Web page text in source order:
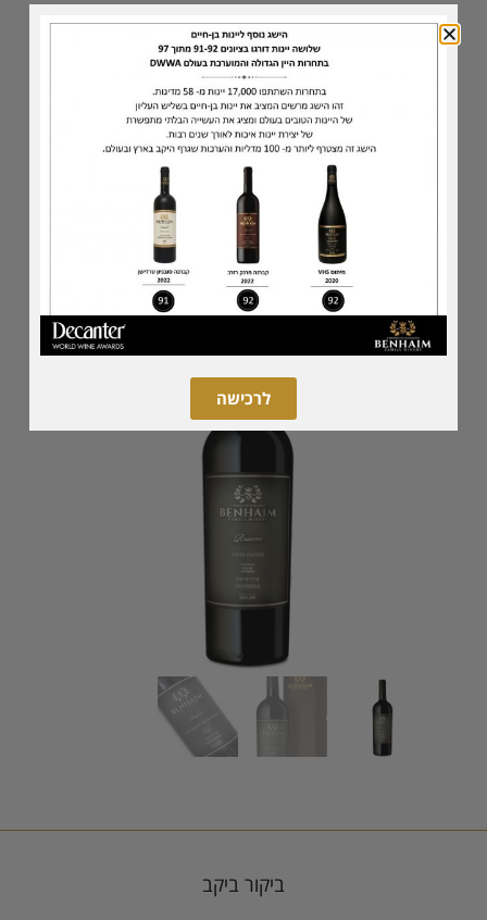
הוספה לסל
בלנד מרתק המורכב מענבי מרלו, קברנה פרנק ופטיט
סירה. התיישן 24 חודשים ארומות של קינמון, פטל ,
דובדבן ופירות אדומים בעל פוטנציאל התיישנות.
מלאי מוגבל
ביקור ביקב
לרכישה